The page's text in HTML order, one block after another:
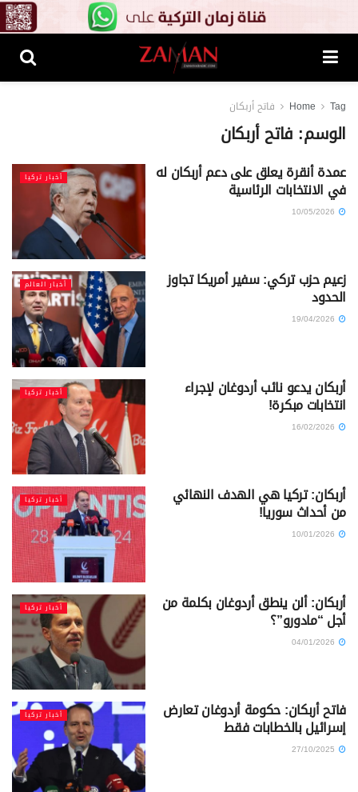
Home Tag فاتح أربكان
الوسم: فاتح أربكان
أخبار تركيا عمدة أنقرة يعلق على دعم أربكان له
في الانتخابات الرئاسية
أخبار العالم زعيم حزب تركي: سفير أمريكا تجاوز
الحدود
أخبار تركيا أربكان يدعو نائب أردوغان لإجراء
انتخابات مبكرة!
أخبار تركيا أربكان: تركيا هي الهدف النهائي
من أحداث سوريا!
أخبار تركيا أربكان: ألن ينطق أردوغان بكلمة من
أجل “مادورو”؟
أخبار تركيا فاتح أربكان: حكومة أردوغان تعارض
إسرائيل بالخطابات فقط